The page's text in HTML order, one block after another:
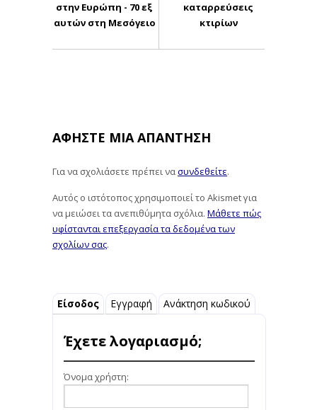
στην Ευρώπη - 70 εξ
αυτών στη Μεσόγειο
καταρρεύσεις
κτιρίων
ΑΦΉΣΤΕ ΜΙΑ ΑΠΆΝΤΗΣΗ
Για να σχολιάσετε πρέπει νασυνδεθείτε.
Αυτός ο ιστότοπος χρησιμοποιεί το Akismet για
να μειώσει τα ανεπιθύμητα σχόλια. Μάθετε πώς
υφίστανται επεξεργασία τα δεδομένα των
σχολίων σας.
Είσοδος Εγγραφή Ανάκτηση κωδικού
Έχετε λογαριασμό;
Όνομα χρήστη: